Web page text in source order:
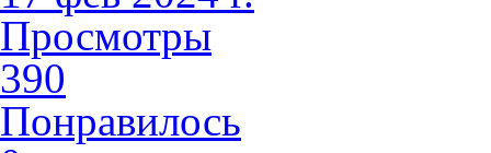
Просмотры
390
Понравилось